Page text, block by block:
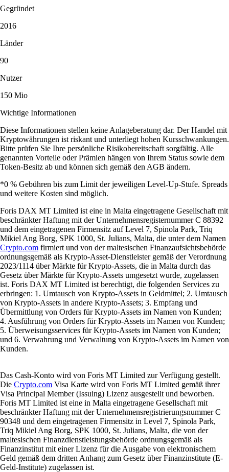
Gegründet
2016
Länder
90
Nutzer
150 Mio
Wichtige Informationen
Diese Informationen stellen keine Anlageberatung dar. Der Handel mit
Kryptowährungen ist riskant und unterliegt hohen Kursschwankungen.
Bitte prüfen Sie Ihre persönliche Risikobereitschaft sorgfältig. Alle
genannten Vorteile oder Prämien hängen von Ihrem Status sowie dem
Token-Besitz ab und können sich gemäß den AGB ändern.
*0 % Gebühren bis zum Limit der jeweiligen Level-Up-Stufe. Spreads
und weitere Kosten sind möglich.
Foris DAX MT Limited ist eine in Malta eingetragene Gesellschaft mit
beschränkter Haftung mit der Unternehmensregisternummer C 88392
und dem eingetragenen Firmensitz auf Level 7, Spinola Park, Triq
Mikiel Ang Borg, SPK 1000, St. Julians, Malta, die unter dem Namen
Crypto.com firmiert und von der maltesischen Finanzaufsichtsbehörde
ordnungsgemäß als Krypto-Asset-Dienstleister gemäß der Verordnung
2023/1114 über Märkte für Krypto-Assets, die in Malta durch das
Gesetz über Märkte für Krypto-Assets umgesetzt wurde, zugelassen
ist. Foris DAX MT Limited ist berechtigt, die folgenden Services zu
erbringen: 1. Umtausch von Krypto-Assets in Geldmittel; 2. Umtausch
von Krypto-Assets in andere Krypto-Assets; 3. Empfang und
Übermittlung von Orders für Krypto-Assets im Namen von Kunden;
4. Ausführung von Orders für Krypto-Assets im Namen von Kunden;
5. Überweisungsservices für Krypto-Assets im Namen von Kunden;
und 6. Verwahrung und Verwaltung von Krypto-Assets im Namen von
Kunden.
Das Cash-Konto wird von Foris MT Limited zur Verfügung gestellt.
Die Crypto.com Visa Karte wird von Foris MT Limited gemäß ihrer
Visa Principal Member (Issuing) Lizenz ausgestellt und beworben.
Foris MT Limited ist eine in Malta eingetragene Gesellschaft mit
beschränkter Haftung mit der Unternehmensregistrierungsnummer C
90348 und dem eingetragenen Firmensitz in Level 7, Spinola Park,
Triq Mikiel Ang Borg, SPK 1000, St. Julians, Malta, die von der
maltesischen Finanzdienstleistungsbehörde ordnungsgemäß als
Finanzinstitut mit einer Lizenz für die Ausgabe von elektronischem
Geld gemäß dem dritten Anhang zum Gesetz über Finanzinstitute (E-
Geld-Institute) zugelassen ist.